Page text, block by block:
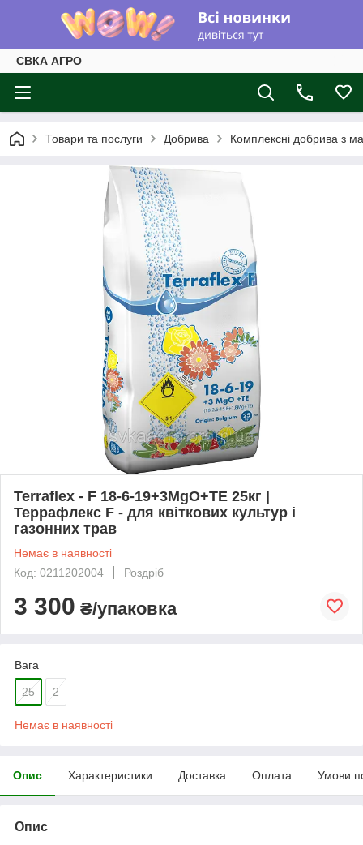
СВКА АГРО
Товари та послуги Добрива Комплексні добрива з
Terraflex - F 18-6-19+3MgO+ТЕ 25кг |
Террафлекс F - для квіткових культур і
газонних трав
Немає в наявності
Код: 0211202004
Роздріб
3 300 ₴/упаковка
Вага
25 2
Немає в наявності
Опис Характеристики Доставка Оплата Умови
Опис